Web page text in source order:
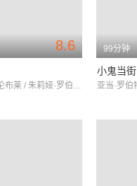
8.6
雅各布·特伦布莱 / 朱莉娅·罗伯茨 / 伊扎贝拉·维多维奇
99分钟
小鬼当街